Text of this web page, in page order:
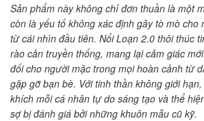
Sản phẩm này không chỉ đơn thuần là một
còn là yếu tố không xác định gây tò mò cho
từ cái nhìn đầu tiên. Nổi Loạn 2.0 thôi thúc
rào cản truyền thống, mang lại cảm giác
đối cho người mặc trong mọi hoàn cảnh từ
gặp gỡ bạn bè. Với tinh thần không giới
khích mỗi cá nhân tự do sáng tạo và thể
sợ bị đánh giá bởi những khuôn mẫu cũ kỹ.